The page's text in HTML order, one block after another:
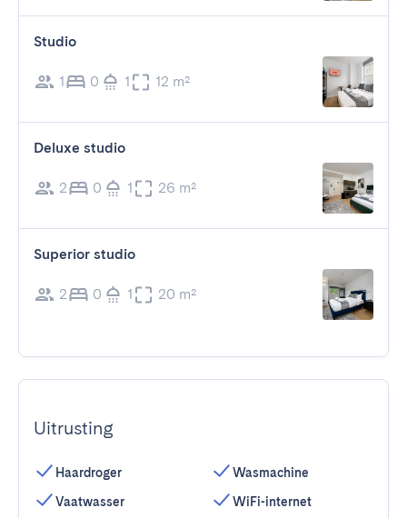
Studio
1 0 1 12 m²
Deluxe studio
2 0 1 26 m²
Superior studio
2 0 1 20 m²
Uitrusting
Haardroger
Vaatwasser
Wasmachine
WiFi-internet